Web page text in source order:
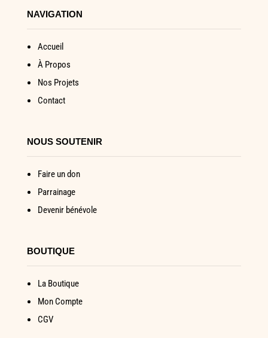
NAVIGATION
Accueil
À Propos
Nos Projets
Contact
NOUS SOUTENIR
Faire un don
Parrainage
Devenir bénévole
BOUTIQUE
La Boutique
Mon Compte
CGV